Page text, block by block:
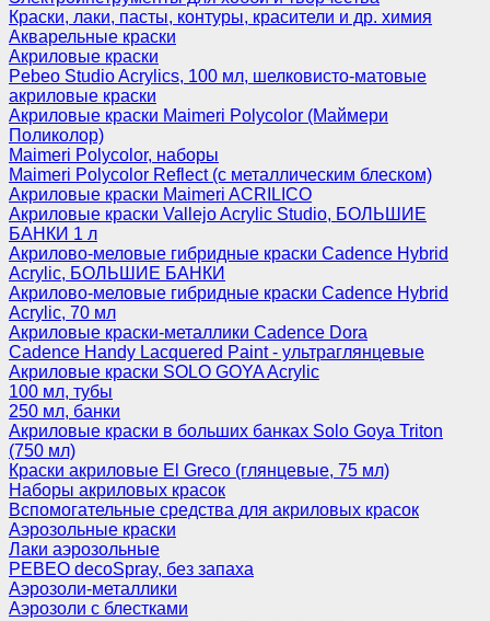
Краски, лаки, пасты, контуры, красители и др. химия
Акварельные краски
Акриловые краски
Pebeo Studio Acrylics, 100 мл, шелковисто-матовые
акриловые краски
Акриловые краски Maimeri Polycolor (Маймери
Поликолор)
Maimeri Polycolor, наборы
Maimeri Polycolor Reflect (с металлическим блеском)
Акриловые краски Maimeri ACRILICO
Акриловые краски Vallejo Acrylic Studio, БОЛЬШИЕ
БАНКИ 1 л
Акрилово-меловые гибридные краски Cadence Hybrid
Acrylic, БОЛЬШИЕ БАНКИ
Акрилово-меловые гибридные краски Cadence Hybrid
Acrylic, 70 мл
Акриловые краски-металлики Cadence Dora
Cadence Handy Lacquered Paint - ультраглянцевые
Акриловые краски SOLO GOYA Acrylic
100 мл, тубы
250 мл, банки
Акриловые краски в больших банках Solo Goya Triton
(750 мл)
Краски акриловые El Greco (глянцевые, 75 мл)
Наборы акриловых красок
Вспомогательные средства для акриловых красок
Аэрозольные краски
Лаки аэрозольные
PEBEO decoSpray, без запаха
Аэрозоли-металлики
Аэрозоли с блестками